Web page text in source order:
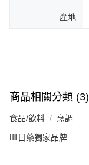
產地
商品相關分類 (3)
食品/飲料 烹調
🟥日藥獨家品牌